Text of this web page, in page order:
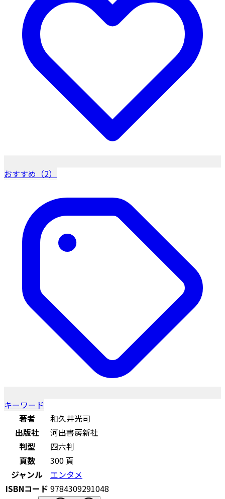
おすすめ（2）
キーワード
著者
和久井光司
出版社
河出書房新社
判型
四六判
頁数
300 頁
ジャンル
エンタメ
ISBNコード 9784309291048